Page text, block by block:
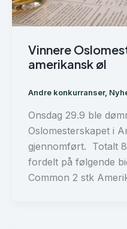
Vinnere
amerikansk øl
Andre konkurranser,
Onsdag 29.9 ble
Oslomesterskapet i
gjennomført. Totalt
fordelt på følgende
Common 2 stk